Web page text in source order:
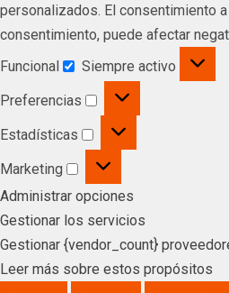
personalizados. El consentimiento
consentimiento, puede afectar
Funcional
Siempre activo
Preferencias
Estadísticas
Marketing
Administrar opciones
Gestionar los servicios
Gestionar {vendor_count}
Leer más sobre estos propósitos